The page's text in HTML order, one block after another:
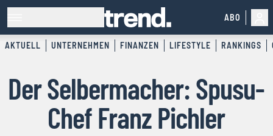
ABO
AKTUELL UNTERNEHMEN FINANZEN LIFESTYLE RANKINGS
Der Selbermacher: Spusu-
Chef Franz Pichler